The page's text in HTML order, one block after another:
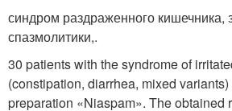
синдром раздраженного кишечника,
спазмолитики,.
30 patients with the syndrome of
(constipation, diarrhea, mixed
preparation «Niaspam». The obtained